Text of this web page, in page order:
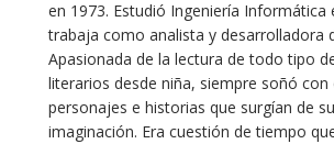
en 1973. Estudió Ingeniería Informática
trabaja como analista y desarrolladora
Apasionada de la lectura de todo tipo
literarios desde niña, siempre soñó con
personajes e historias que surgían de
imaginación. Era cuestión de tiempo